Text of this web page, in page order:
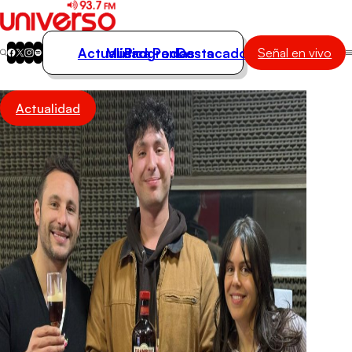
Actualidad
Música
Programas
Podcasts
Destacados
Actualidad
Música
Programas
Podcasts
Destacados Señal en vivo
Actualidad